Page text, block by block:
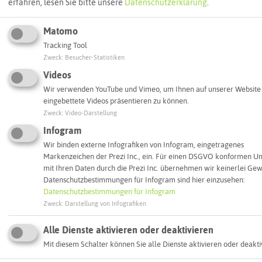
Routenplanung zum Ziel:
ÖPNV-Route finden
Autoroute finden
ATTRAKTIONEN IN DER UMGEBUNG
Was ihr hier noch erleben könnt
GELSENKIRCHEN
erfahren, lesen Sie bitte unsere Datenschutzerklärung.
Matomo
Tracking Tool
Zweck: Besucher-Statistiken
Videos
Wir verwenden YouTube und Vimeo, um Ihnen auf unserer Website
eingebettete Videos präsentieren zu können.
Zweck: Video-Darstellung
Infogram
Wir binden externe Infografiken von Infogram, eingetragenes
Markenzeichen der Prezi Inc., ein. Für einen DSGVO konformen
mit Ihren Daten durch die Prezi Inc. übernehmen wir keinerlei
Datenschutzbestimmungen für Infogram sind hier einzusehen:
Datenschutzbestimmungen für Infogram
Zweck: Darstellung von Infografiken
Alle Dienste aktivieren oder deaktivieren
Mit diesem Schalter können Sie alle Dienste aktivieren oder